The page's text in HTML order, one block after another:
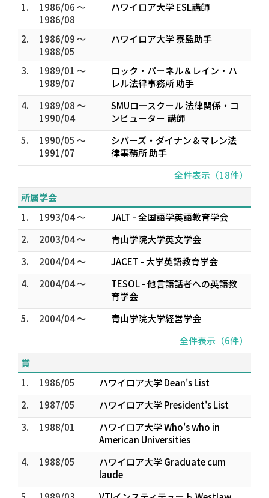
1.
1986/06 ～
1986/08
ハワイロア大学 ESL講師
2.
1986/09 ～
1988/05
ハワイロア大学 寮監助手
3.
1989/01 ～
1989/07
ロック・パーネル＆レイン・ハ
レル法律事務所 助手
4.
1989/08 ～
1990/04
SMUロースクール 法律関係・コ
ンピューター 講師
5.
1990/05 ～
1991/07
シバーズ・ダイナン＆マレン法
律事務所 助手
全件表示（18件）
所属学会
1.
1993/04 ～
JALT - 全国語学英語教育学会
2.
2003/04 ～
青山学院大学英文学会
3.
2004/04 ～
JACET - 大学英語教育学会
4.
2004/04 ～
TESOL - 他言語話者への英語教
育学会
5.
2004/04 ～
青山学院大学経営学会
全件表示（6件）
賞
1.
1986/05
ハワイロア大学 Dean's List
2.
1987/05
ハワイロア大学 President's List
3.
1988/01
ハワイロア大学 Who's who in
American Universities
4.
1988/05
ハワイロア大学 Graduate cum
laude